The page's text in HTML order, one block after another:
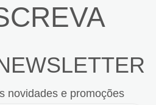
novidades e promoções